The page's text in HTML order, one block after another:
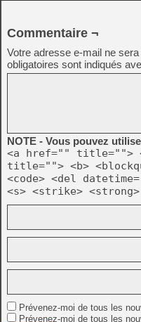
Commentaire ¬
Votre adresse e-mail ne
obligatoires sont indiqués
NOTE - Vous pouvez
<a href="" title="">
title=""> <b>
<code> <del
<s> <strike> <strong>
Prévenez-moi de tous les
Prévenez-moi de tous les